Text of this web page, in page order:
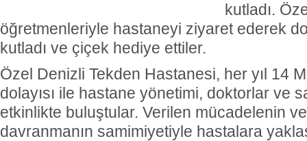
kutladı.
öğretmenleriyle hastaneyi ziyaret ederek
kutladı ve çiçek hediye ettiler.
Özel Denizli Tekden Hastanesi, her yıl 14
dolayısı ile hastane yönetimi, doktorlar ve
etkinlikte buluştular. Verilen mücadelenin
davranmanın samimiyetiyle hastalara